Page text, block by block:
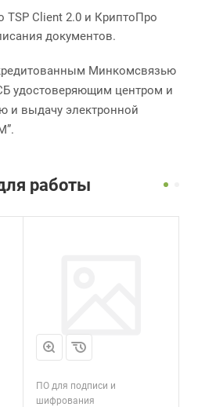
Client 2.0 и КриптоПро
документов.
Минкомсвязью
удостоверяющим центром и
и выдачу электронной
работы
ПО для подписи и
шифрования